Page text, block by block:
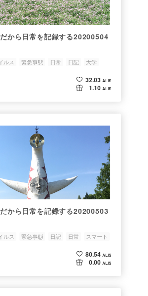
から日常を記録する20200504
ルス 緊急事態 日常 日記 大学
32.03 ALIS
1.10 ALIS
から日常を記録する20200503
ルス 緊急事態 日記 日常 スマート
80.54 ALIS
0.00 ALIS